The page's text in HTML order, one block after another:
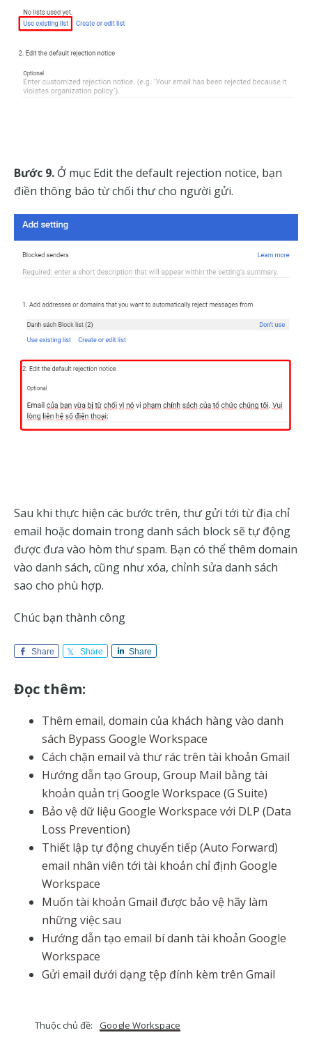
Bước 9. Ở mục Edit the default rejection notice, bạn
điền thông báo từ chối thư cho người gửi.
Sau khi thực hiện các bước trên, thư gửi tới từ địa chỉ
email hoặc domain trong danh sách block sẽ tự động
được đưa vào hòm thư spam. Bạn có thể thêm domain
vào danh sách, cũng như xóa, chỉnh sửa danh sách
sao cho phù hợp.
Chúc bạn thành công
Share Share Share
Đọc thêm:
Thêm email, domain của khách hàng vào danh
sách Bypass Google Workspace
Cách chặn email và thư rác trên tài khoản Gmail
Hướng dẫn tạo Group, Group Mail bằng tài
khoản quản trị Google Workspace (G Suite)
Bảo vệ dữ liệu Google Workspace với DLP (Data
Loss Prevention)
Thiết lập tự động chuyển tiếp (Auto Forward)
email nhân viên tới tài khoản chỉ định Google
Workspace
Muốn tài khoản Gmail được bảo vệ hãy làm
những việc sau
Hướng dẫn tạo email bí danh tài khoản Google
Workspace
Gửi email dưới dạng tệp đính kèm trên Gmail
Thuộc chủ đề: Google Workspace